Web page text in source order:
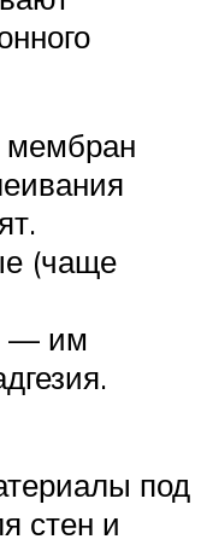
мембран
(чаще
— им
под
стен и